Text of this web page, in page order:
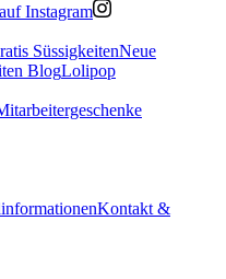
Instagram
SüssigkeitenNeue
BlogLolipop
Kontakt &